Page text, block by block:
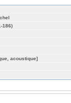
186)
acoustique]